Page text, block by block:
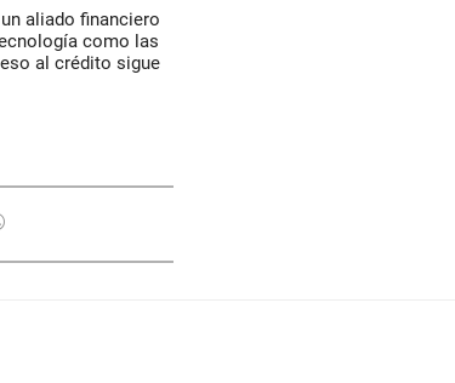
aliado financiero
como las
al crédito sigue